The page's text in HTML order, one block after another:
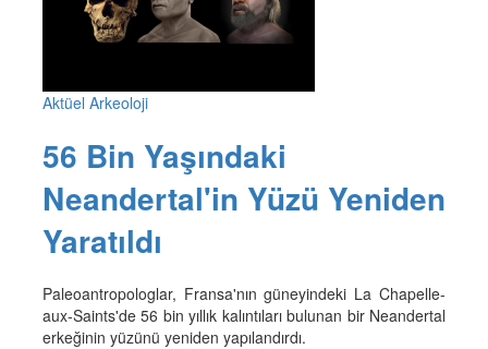
Aktüel Arkeoloji
56 Bin Yaşındaki
Neandertal'in Yüzü Yeniden
Yaratıldı
Paleoantropologlar, Fransa'nın güneyindeki La Chapelle-
aux-Saints'de 56 bin yıllık kalıntıları bulunan bir Neandertal
erkeğinin yüzünü yeniden yapılandırdı.